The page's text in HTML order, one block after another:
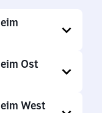
Ost
West